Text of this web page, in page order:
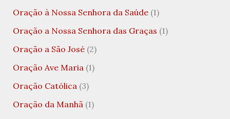
Oração à Nossa Senhora da Saúde(1)
Oração a Nossa Senhora das Graças (1)
Oração a São José(2)
Oração Ave Maria(1)
Oração Católica(3)
Oração da Manhã(1)